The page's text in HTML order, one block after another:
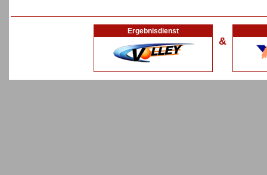
Ergebnisdienst
&